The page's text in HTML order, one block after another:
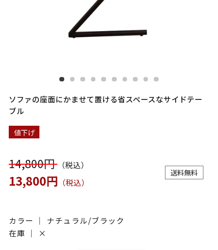
ソファの座面にかませて置ける省スペースなサイドテー
ブル
値下げ
14,800円（税込）
13,800円 （税込）
送料無料
カラー ｜ ナチュラル/ブラック
在庫 ｜
×